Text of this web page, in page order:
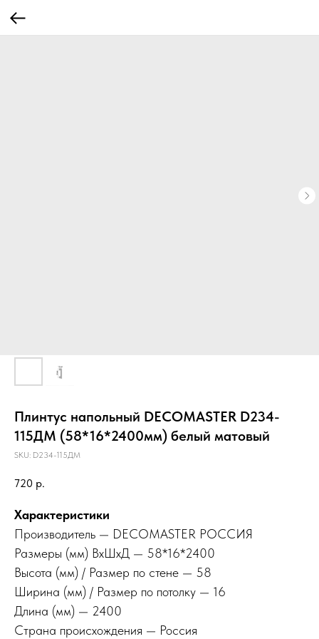
Плинтус напольный DECOMASTER D234-
115ДМ (58*16*2400мм) белый матовый
SKU: D234-115ДМ
720 р.
Характеристики
Производитель — DECOMASTER РОССИЯ
Размеры (мм) ВхШхД — 58*16*2400
Высота (мм) / Размер по стене — 58
Ширина (мм) / Размер по потолку — 16
Длина (мм) — 2400
Страна происхождения — Россия